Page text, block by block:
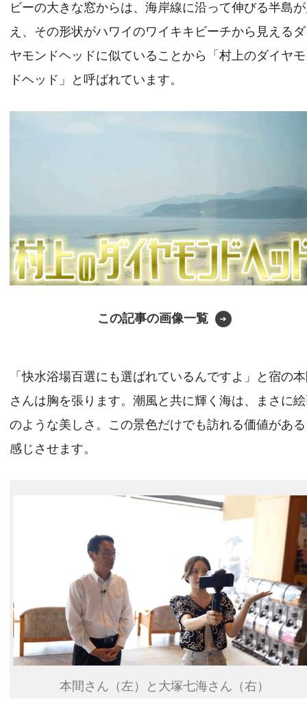
ビーの大きな窓からは、海岸線に沿って伸びる半島
え、その形状がハワイのワイキキビーチから見える
ヤモンドヘッドに似ていることから「村上のダイヤ
ドヘッド」と呼ばれています。
この記事の画像一覧
「快水浴場百選にも選ばれているんですよ」と宿の
さんは胸を張ります。潮風と共に輝く海は、まさに
のような美しさ。この景色だけでも訪れる価値があ
感じさせます。
本間さん（左）と大塚七海さん（右）